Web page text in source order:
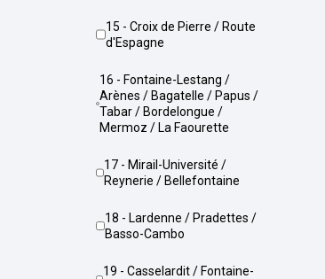
15 - Croix de Pierre / Route
d'Espagne
16 - Fontaine-Lestang /
Arènes / Bagatelle / Papus /
Tabar / Bordelongue /
Mermoz / La Faourette
17 - Mirail-Université /
Reynerie / Bellefontaine
18 - Lardenne / Pradettes /
Basso-Cambo
19 - Casselardit / Fontaine-